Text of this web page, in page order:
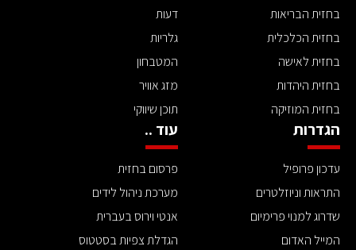
בחזית הבריאות
בחזית הכלכלית
בחזית לאישה
בחזית היהדות
בחזית המוזיקה
דעות
גלריות
המטבחון
מזג אוויר
תוכן שיווקי
הגדרות
עדכון פרופיל
התראות וניוזלטרים
שדרוג למנוי פרימיום
המייל האדום
עוד ..
פרסום בחזית
מערכת ניהול לידים
אנטי וירוס בעברית
הגדלת צפיות בסטטוס